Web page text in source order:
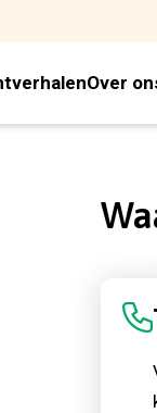
Over